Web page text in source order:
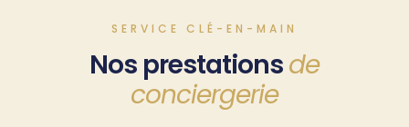
SERVICE CLÉ-EN-MAIN
Nos prestationsde
conciergerie